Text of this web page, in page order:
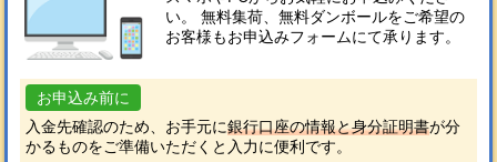
い。 無料集荷、無料ダンボールをご希望の
お客様もお申込みフォームにて承ります。
お申込み前に
入金先確認のため、お手元に銀行口座の情報と身分証明書が分
かるものをご準備いただくと入力に便利です。